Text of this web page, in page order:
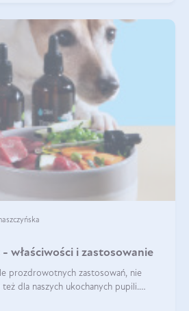
właściwości i zastosowanie
prozdrowotnych zastosowań, nie
dla naszych ukochanych pupili.